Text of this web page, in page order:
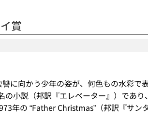
賞
に向かう少年の姿が、何色もの水彩で
の小説（邦訳『エレベーター』）であ
年の “Father Christmas”（邦訳『サン